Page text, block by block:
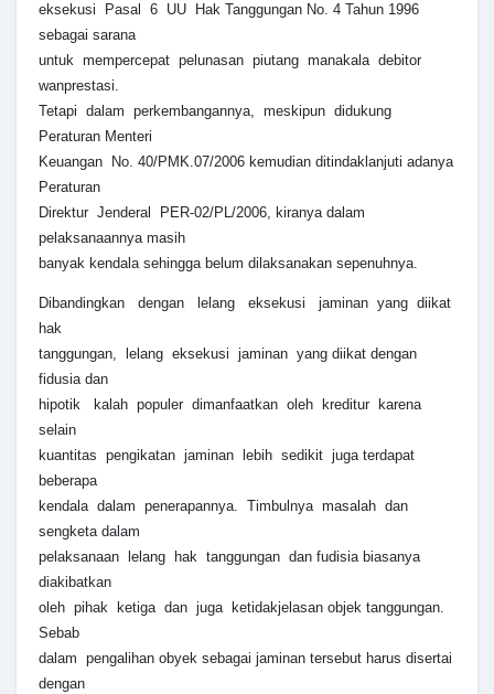
eksekusi Pasal 6 UU Hak Tanggungan No. 4 Tahun 1996
sebagai sarana
untuk mempercepat pelunasan piutang manakala debitor
wanprestasi.
Tetapi dalam perkembangannya, meskipun didukung
Peraturan Menteri
Keuangan No. 40/PMK.07/2006 kemudian ditindaklanjuti adanya
Peraturan
Direktur Jenderal PER-02/PL/2006, kiranya dalam
pelaksanaannya masih
banyak kendala sehingga belum dilaksanakan sepenuhnya.
Dibandingkan dengan lelang eksekusi jaminan yang diikat
hak
tanggungan, lelang eksekusi jaminan yang diikat dengan
fidusia dan
hipotik kalah populer dimanfaatkan oleh kreditur karena
selain
kuantitas pengikatan jaminan lebih sedikit juga terdapat
beberapa
kendala dalam penerapannya. Timbulnya masalah dan
sengketa dalam
pelaksanaan lelang hak tanggungan dan fudisia biasanya
diakibatkan
oleh pihak ketiga dan juga ketidakjelasan objek tanggungan.
Sebab
dalam pengalihan obyek sebagai jaminan tersebut harus disertai
dengan